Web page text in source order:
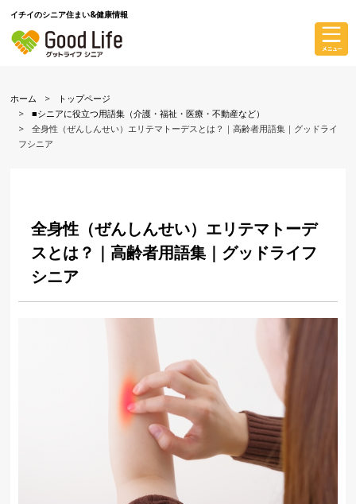
イチイのシニア住まい&健康情報
ホーム
トップページ
■シニアに役立つ用語集（介護・福祉・医療・不動産など）
全身性（ぜんしんせい）エリテマトーデスとは？｜高齢者用語集｜グッドライ
フシニア
全身性（ぜんしんせい）エリテマトーデ
スとは？｜高齢者用語集｜グッドライフ
シニア